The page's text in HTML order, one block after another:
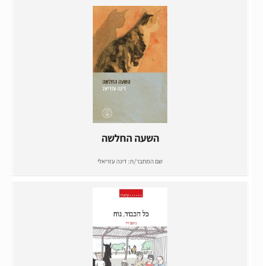
השעה החלשה
שם המחבר/ת:דינה עזריאלי